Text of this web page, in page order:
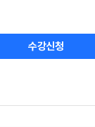
수강신청